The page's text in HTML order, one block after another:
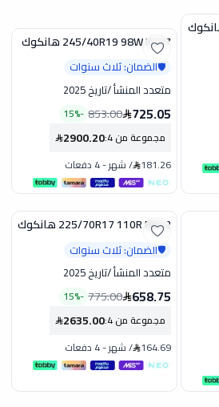
تخفيض
تخفيض 245/40R19 98W K127 هانكوك
🛡️الضمان: ثلاث سنوات
متعدد المنشأ/تاريخ 2025
725.05
853.00
-
15%
مجموعة من 4 :
2900.20
181.26
/شهر-4 دفعات
تخفيض 225/70R17 110R RH12 هانكوك
🛡️الضمان: ثلاث سنوات
متعدد المنشأ/تاريخ 2025
658.75
775.00
-
15%
مجموعة من 4 :
2635.00
164.69
/شهر-4 دفعات